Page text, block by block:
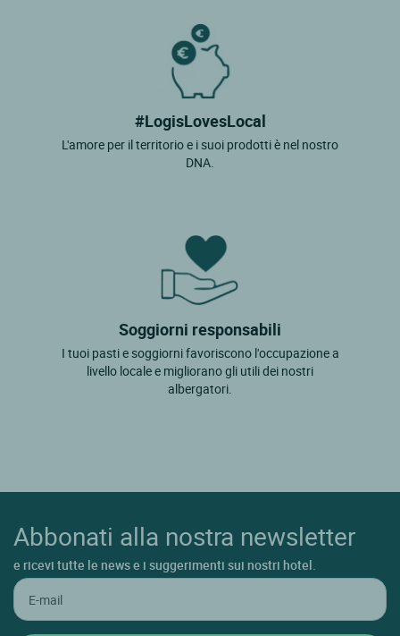
#LogisLovesLocal
L'amore per il territorio e i suoi prodotti è nel nostro
DNA.
Soggiorni responsabili
I tuoi pasti e soggiorni favoriscono l'occupazione a
livello locale e migliorano gli utili dei nostri
albergatori.
Abbonati alla nostra newsletter
e ricevi tutte le news e i suggerimenti sui nostri hotel.